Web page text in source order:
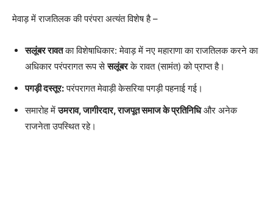
मेवाड़ में राजतिलक की परंपरा अत्यंत विशेष है –
सलूंबर रावतका विशेषाधिकार: मेवाड़ में नए महाराणा का राजतिलक करने का
अधिकार परंपरागत रूप सेसलूंबरके रावत (सामंत) को प्राप्त है।
पगड़ी दस्तूर:परंपरागत मेवाड़ी केसरिया पगड़ी पहनाई गई।
समारोह मेंउमराव, जागीरदार, राजपूत समाज के प्रतिनिधिऔर अनेक
राजनेता उपस्थित रहे।